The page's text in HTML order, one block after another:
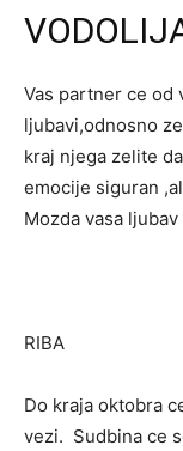
Vas partner ce od
ljubavi,odnosno
kraj njega zelite
emocije siguran
Mozda vasa
RIBA
Do kraja oktobra
vezi. Sudbina ce